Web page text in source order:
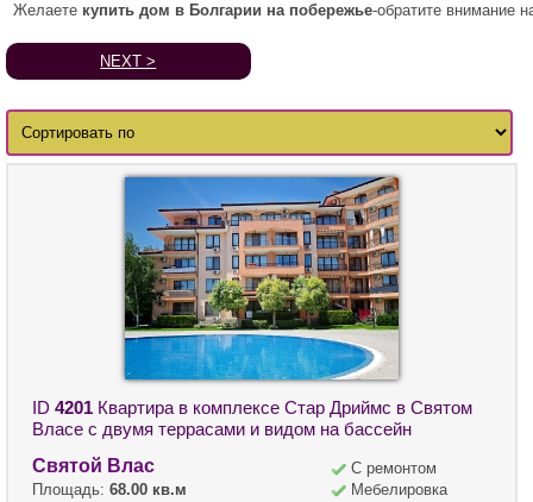
Желаете купить дом в Болгарии на побережье-обратите внимание
NEXT >
ID 4201 Квартира в комплексе Стар Дриймс в Святом
Власе с двумя террасами и видом на бассейн
Святой Влас
Площадь: 68.00 кв.м
С ремонтом
Мебелировка